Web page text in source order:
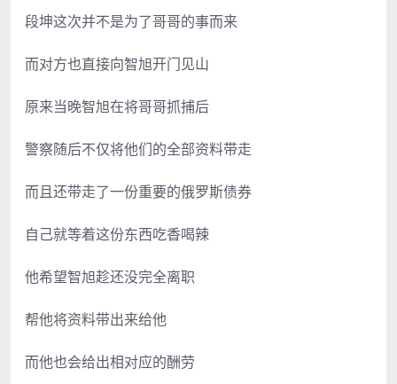
段坤这次并不是为了哥哥的事而来
而对方也直接向智旭开门见山
原来当晚智旭在将哥哥抓捕后
警察随后不仅将他们的全部资料带走
而且还带走了一份重要的俄罗斯债券
自己就等着这份东西吃香喝辣
他希望智旭趁还没完全离职
帮他将资料带出来给他
而他也会给出相对应的酬劳